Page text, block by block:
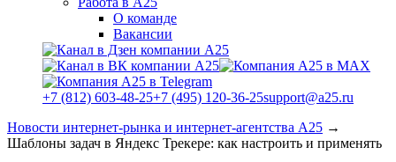
О команде
Вакансии
+7 (812) 603-48-25+7 (495) 120-36-25support@a25.ru
Новости интернет-рынка и интернет-агентства А25 →
Шаблоны задач в Яндекс Трекере: как настроить и применять